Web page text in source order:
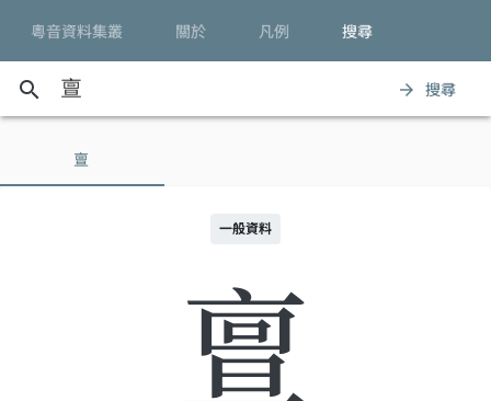
粵音資料集叢 關於 凡例 搜尋
search arrow_forward 搜尋
亶
一般資料
亶